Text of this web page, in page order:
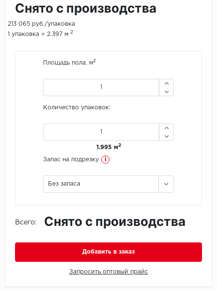
Forbo Allura Click
Jinan PDM
KDF
LG Decotile
Lucky Floor
Снято с производства
213 065 руб./упаковка
1 упаковка = 2.397 м 2
Площадь пола, м2
Количество упаковок:
1.995 м2
Запас на подрезку i
Без запаса
Всего: Снято с производства
Добавить в заказ
Запросить оптовый прайс